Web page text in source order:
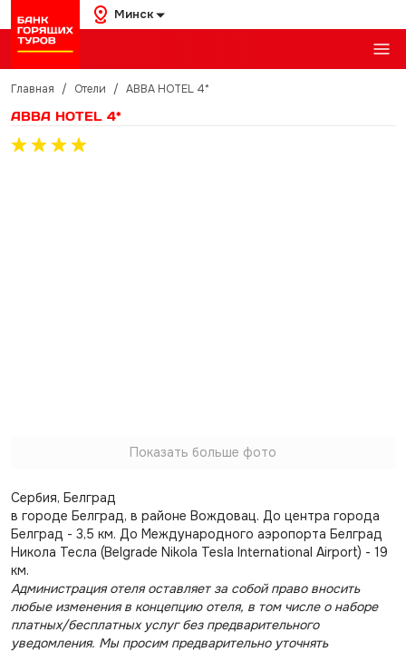
Минск
Главная / Отели / ABBA HOTEL 4*
ABBA HOTEL 4*
Показать больше фото
Сербия, Белград
в городе Белград, в районе Вождовац. До центра города
Белград - 3,5 км. До Международного аэропорта Белград
Никола Тесла (Belgrade Nikola Tesla International Airport) - 19
км.
Администрация отеля оставляет за собой право вносить
любые изменения в концепцию отеля, в том числе о наборе
платных/бесплатных услуг без предварительного
уведомления. Мы просим предварительно уточнять